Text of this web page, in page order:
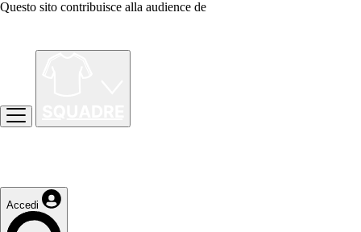
Questo sito contribuisce alla audience de
Accedi